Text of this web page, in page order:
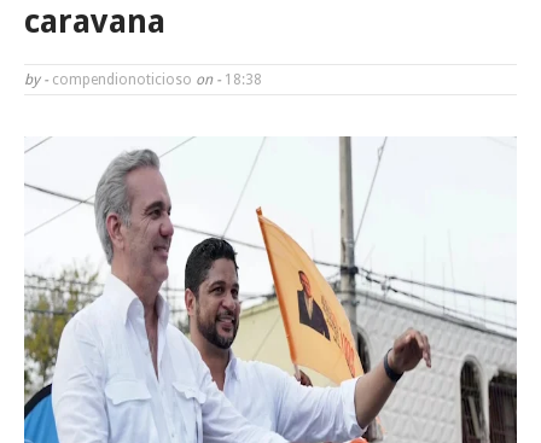
caravana
by - compendionoticioso on - 18:38